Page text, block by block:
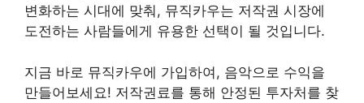
변화하는 시대에 맞춰, 뮤직카우는 저작권 시장에
도전하는 사람들에게 유용한 선택이 될 것입니다.
지금 바로 뮤직카우에 가입하여, 음악으로 수익을
만들어보세요! 저작권료를 통해 안정된 투자처를 찾